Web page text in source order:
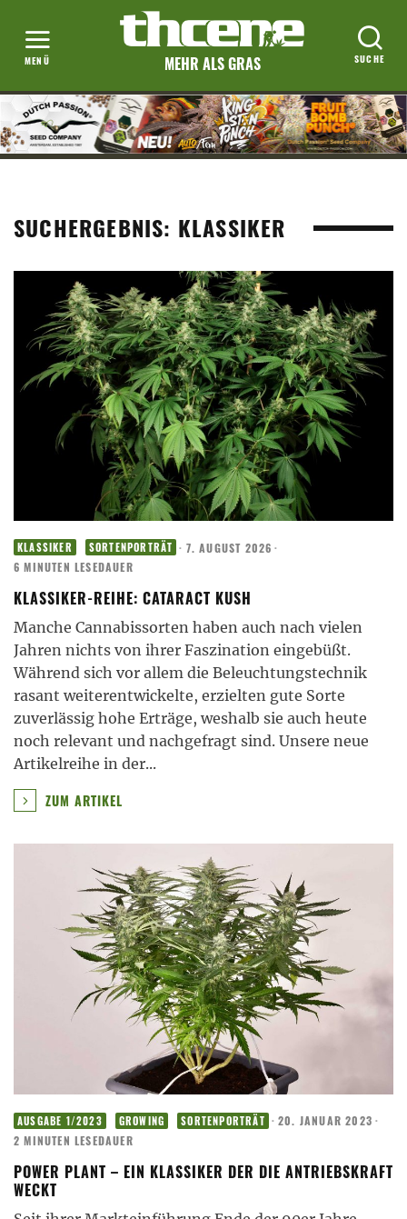
MEHR ALS GRAS
SUCHERGEBNIS: KLASSIKER
KLASSIKER SORTENPORTRÄT · 7. AUGUST 2026 ·
6 MINUTEN LESEDAUER
KLASSIKER-REIHE: CATARACT KUSH
Manche Cannabissorten haben auch nach vielen
Jahren nichts von ihrer Faszination eingebüßt.
Während sich vor allem die Beleuchtungstechnik
rasant weiterentwickelte, erzielten gute Sorte
zuverlässig hohe Erträge, weshalb sie auch heute
noch relevant und nachgefragt sind. Unsere neue
Artikelreihe in der...
ZUM ARTIKEL
AUSGABE 1/2023 GROWING SORTENPORTRÄT · 20. JANUAR 2023 ·
2 MINUTEN LESEDAUER
POWER PLANT – EIN KLASSIKER DER DIE ANTRIEBSKRAFT
WECKT